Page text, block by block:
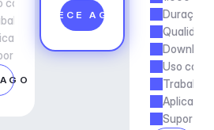
comercial
freelancer e de agência
e Serviços
ao gerente de conta
COMECE AGORA
Duração
Uso
Trabalho
Suporte